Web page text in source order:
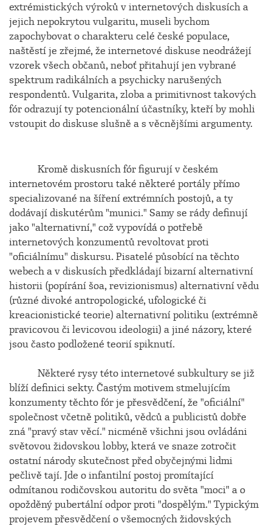
extrémistických výroků v internetových diskusích a
jejich nepokrytou vulgaritu, museli bychom
zapochybovat o charakteru celé české populace,
naštěstí je zřejmé, že internetové diskuse neodrážejí
vzorek všech občanů, neboť přitahují jen vybrané
spektrum radikálních a psychicky narušených
respondentů. Vulgarita, zloba a primitivnost takových
fór odrazují ty potencionální účastníky, kteří by mohli
vstoupit do diskuse slušně a s věcnějšími argumenty.
Kromě diskusních fór figurují v českém
internetovém prostoru také některé portály přímo
specializované na šíření extrémních postojů, a ty
dodávají diskutérům "munici." Samy se rády definují
jako "alternativní," což vypovídá o potřebě
internetových konzumentů revoltovat proti
"oficiálnímu" diskursu. Pisatelé působící na těchto
webech a v diskusích předkládají bizarní alternativní
historii (popírání šoa, revizionismus) alternativní vědu
(různé divoké antropologické, ufologické či
kreacionistické teorie) alternativní politiku (extrémně
pravicovou či levicovou ideologii) a jiné názory, které
jsou často podložené teorií spiknutí.
Některé rysy této internetové subkultury se již
blíží definici sekty. Častým motivem stmelujícím
konzumenty těchto fór je přesvědčení, že "oficiální"
společnost včetně politiků, vědců a publicistů dobře
zná "pravý stav věcí." nicméně všichni jsou ovládáni
světovou židovskou lobby, která ve snaze zotročit
ostatní národy skutečnost před obyčejnými lidmi
pečlivě tají. Jde o infantilní postoj promítající
odmítanou rodičovskou autoritu do světa "moci" a o
opožděný pubertální odpor proti "dospělým." Typickým
projevem přesvědčení o všemocných židovských